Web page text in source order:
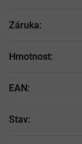
Záruka:
Hmotnost:
EAN:
Stav: